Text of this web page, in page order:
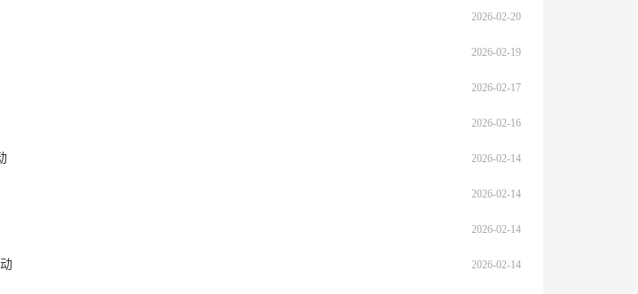
2026-02-20
2026-02-19
2026-02-17
2026-02-16
2026-02-14
2026-02-14
2026-02-14
2026-02-14